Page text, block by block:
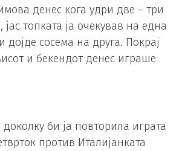
денес кога удри две – три
топката ја очекував на една
дојде сосема на друга. Покрај
и бекендот денес играше
би ја повторила играта
против Италијанката